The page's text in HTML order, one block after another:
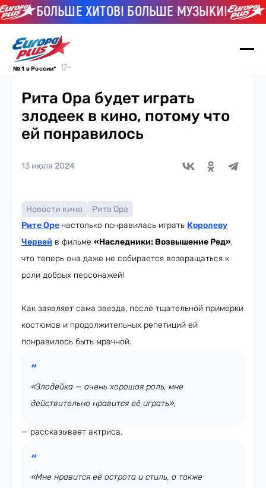
БОЛЬШЕ ХИТОВ! БОЛЬШЕ МУЗЫКИ!
№ 1 в России*
Рита Ора будет играть
злодеек в кино, потому что
ей понравилось
13 июля 2024
Новости кино
Рита Ора
Рите Оре настолько понравилась играть Королеву
Червей в фильме «Наследники: Возвышение Ред»,
что теперь она даже не собирается возвращаться к
роли добрых персонажей!
Как заявляет сама звезда, после тщательной примерки
костюмов и продолжительных репетиций ей
понравилось быть мрачной.
«Злодейка — очень хорошая роль, мне
действительно нравится её играть»,
— рассказывает актриса.
«Мне нравится её острота и стиль, а также